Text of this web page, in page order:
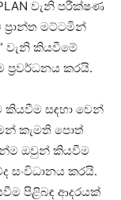
වැනි පරීක්ෂණ
මට්ටමින්
වැනි කියවීමේ
ප්‍රවර්ධනය කරයි.
කියවීම සඳහා වෙන්
කැමති පොත්
ඔවුන් කියවීම
සංවිධානය කරයි.
පිළිබඳ ආදරයක්